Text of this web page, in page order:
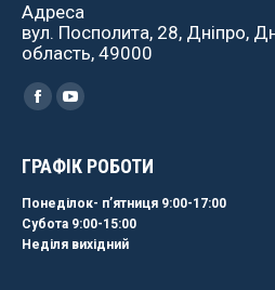
Адреса
вул. Посполита, 28, Дніпро,
область, 49000
Найдите нас:
Facebook
YouTube
ГРАФІК РОБОТИ
Понеділок- пʼятниця 9:00-17:00
Субота 9:00-15:00
Неділя вихідний